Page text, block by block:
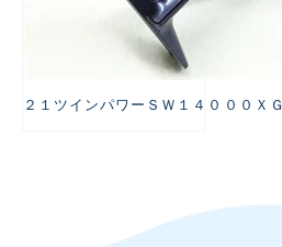
２１ツインパワーＳＷ１４０００ＸＧ